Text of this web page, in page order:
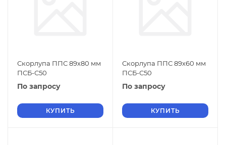
Скорлупа ППС 89х80 мм
ПСБ-С50
По запросу
КУПИТЬ
Скорлупа ППС 89х60 мм
ПСБ-С50
По запросу
КУПИТЬ